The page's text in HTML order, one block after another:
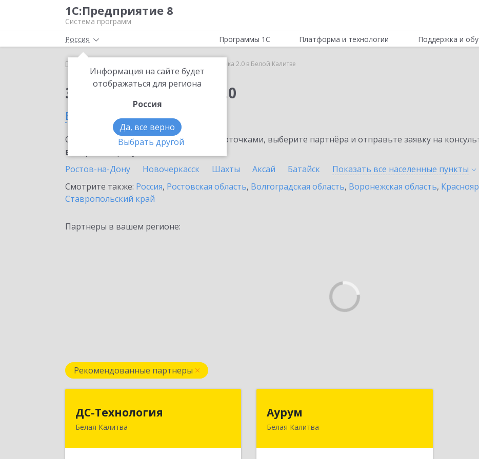
1С:Предприятие 8
Система программ
Россия
Информация на сайте будет
отображаться для региона
Россия
Да, все верно
Выбрать другой
Программы 1С Платформа и технологии Поддержка и
Главная 1С:Сверка 2.0 в Белой Калитве
Заказать 1С:Сверка 2.0
в Белой Калитве
Ознакомьтесь с информационными карточками, выберите партнёра и отправьте заявку на
внедрение продукта.
Ростов-на-Дону
Новочеркасск Шахты Аксай Батайск Показать все населенные пункты
Смотрите также: Россия, Ростовская область, Волгоградская область, Воронежская область,
Ставропольский край
Партнеры в вашем регионе:
Рекомендованные партнеры
ДС-Технология
Белая Калитва
Аурум
Белая Калитва